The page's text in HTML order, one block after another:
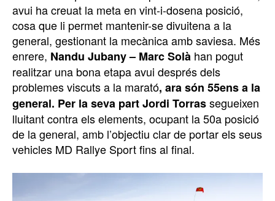
avui ha creuat la meta en vint-i-dosena posició,
cosa que li permet mantenir-se divuitena a la
general, gestionant la mecànica amb saviesa. Més
enrere, Nandu Jubany – Marc Solà han pogut
realitzar una bona etapa avui després dels
problemes viscuts a la marató, ara són 55ens a la
general. Per la seva partJordi Torrassegueixen
lluitant contra els elements, ocupant la 50a posició
de la general, amb l’objectiu clar de portar els seus
vehicles MD Rallye Sport fins al final.